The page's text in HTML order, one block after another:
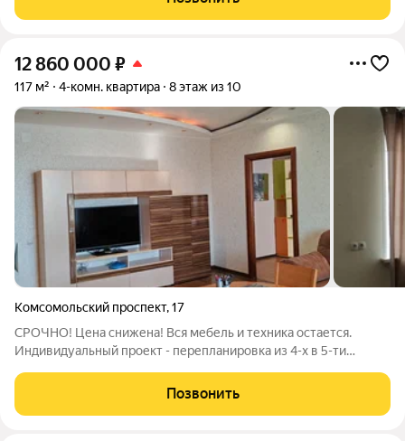
30 лет на рынке! Готовое жилье.
12 860 000 ₽
117 м² 4-комн. квартира 8 этаж из 10
Комсомольский проспект,17
СРОЧНО! Цена снижена! Вся мебель и техника остается.
Индивидуальный проект - перепланировка из 4-х в 5-ти
лоджии, теплая кладовая на этаже. 101,5 кадастровая площадь
без балконов! 117 по
Позвонить